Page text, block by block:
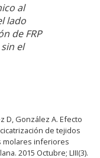
al
lado
de FRP
el
D, González A. Efecto
de tejidos
molares inferiores
2015 Octubre; LIII(3).